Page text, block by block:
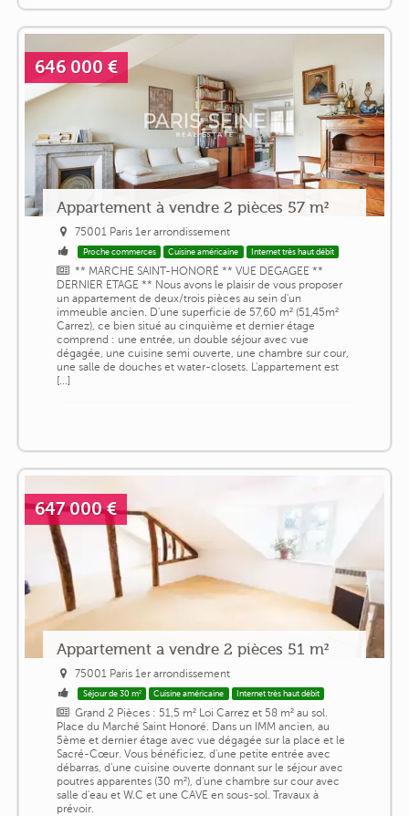
646 000 €
Appartement à vendre 2 pièces 57 m²
75001 Paris 1er arrondissement
Proche commerces Cuisine américaine Internet très haut débit
** MARCHE SAINT-HONORÉ ** VUE DEGAGEE **
DERNIER ETAGE ** Nous avons le plaisir de vous proposer
un appartement de deux/trois pièces au sein d'un
immeuble ancien. D'une superficie de 57,60 m² (51,45m²
Carrez), ce bien situé au cinquième et dernier étage
comprend : une entrée, un double séjour avec vue
dégagée, une cuisine semi ouverte, une chambre sur cour,
une salle de douches et water-closets. L'appartement est
[...]
647 000 €
Appartement a vendre 2 pièces 51 m²
75001 Paris 1er arrondissement
Séjour de 30 m² Cuisine américaine Internet très haut débit
Grand 2 Pièces : 51,5 m² Loi Carrez et 58 m² au sol.
Place du Marché Saint Honoré. Dans un IMM ancien, au
5ème et dernier étage avec vue dégagée sur la place et le
Sacré-Cœur. Vous bénéficiez, d'une petite entrée avec
débarras, d'une cuisine ouverte donnant sur le séjour avec
poutres apparentes (30 m²), d'une chambre sur cour avec
salle d'eau et W.C et une CAVE en sous-sol. Travaux à
prévoir.